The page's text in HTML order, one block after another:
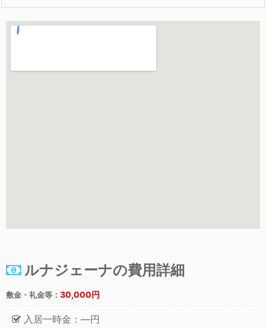
ルナジェーナの費用詳細
敷金・礼金等： 30,000円
入居一時金：―円